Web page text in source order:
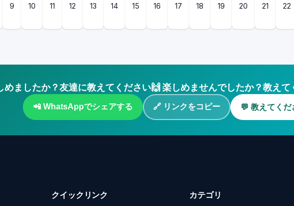
9 10 11 12 13 14 15 16 17 18 19 20 21 22
めましたか？友達に教えてください🙌 楽しめませんでしたか？教え
📲 WhatsAppでシェアする 🔗 リンクをコピー 💬 教えてくだ
クイックリンク カテゴリ